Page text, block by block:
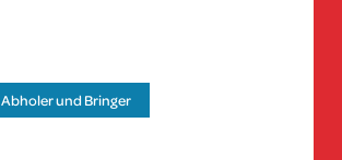
Abholer und Bringer